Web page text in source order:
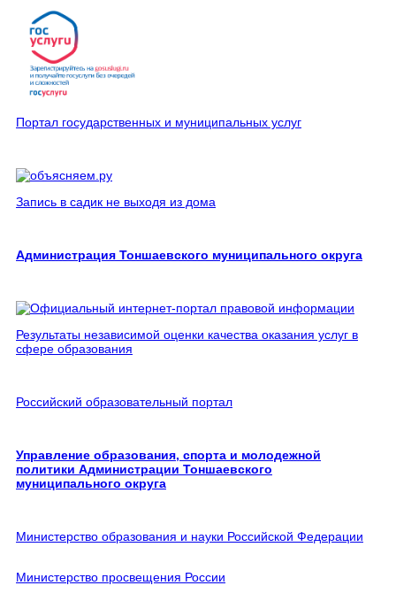
Портал государственных и муниципальных услуг
Запись в садик не выходя из дома
Администрация Тоншаевского муниципального округа
Результаты независимой оценки качества оказания услуг в
сфере образования
Российский образовательный портал
Управление образования, спорта и молодежной
политики Администрации Тоншаевского
муниципального округа
Министерство образования и науки Российской Федерации
Министерство просвещения России